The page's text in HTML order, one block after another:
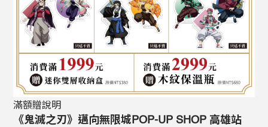
滿額贈說明
《鬼滅之刃》邁向無限城POP-UP SHOP 高雄站